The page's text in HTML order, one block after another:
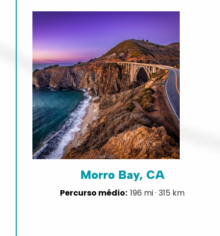
Morro Bay, CA
196 mi · 315 km